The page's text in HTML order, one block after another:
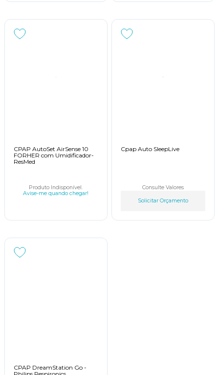
CPAP AutoSet AirSense 10
FORHER com Umidificador-
ResMed
Produto Indisponível.
Avise-me quando chegar!
Cpap Auto SleepLive
Consulte Valores
Solicitar Orçamento
CPAP DreamStation Go -